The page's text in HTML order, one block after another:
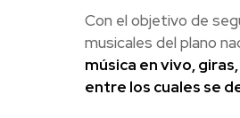
Con el objetivo de
musicales del plano
música en vivo,
entre los cuales se